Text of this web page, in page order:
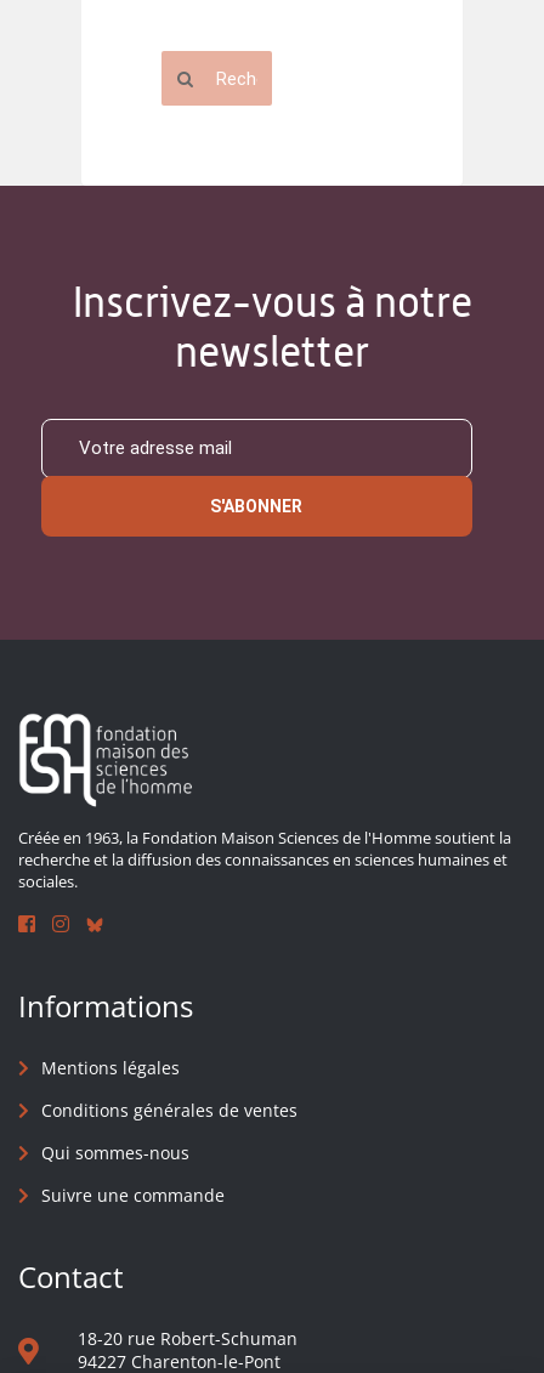
Inscrivez-vous à notre
newsletter
S'ABONNER
Créée en 1963, la Fondation Maison Sciences de l'Homme soutient la
recherche et la diffusion des connaissances en sciences humaines et
sociales.
Informations
Mentions légales
Conditions générales de ventes
Qui sommes-nous
Suivre une commande
Contact
18-20 rue Robert-Schuman
94227 Charenton-le-Pont